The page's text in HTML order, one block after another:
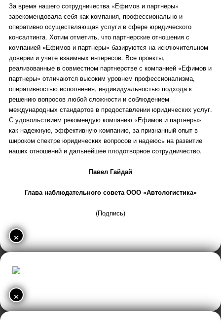
За время нашего сотрудничества «Ефимов и партнеры»
зарекомендовала себя как компания, профессионально и
оперативно осуществляющая услуги в сфере юридического
консалтинга. Хотим отметить, что партнерские отношения с
компанией «Ефимов и партнеры» базируются на исключительном
доверии и учете взаимных интересов. Все проекты,
реализованные в совместном партнерстве с компанией «Ефимов и
партнеры» отличаются высоким уровнем профессионализма,
оперативностью исполнения, индивидуальностью подхода к
решению вопросов любой сложности и соблюдением
международных стандартов в предоставлении юридических услуг.
С удовольствием рекомендую компанию «Ефимов и партнеры»
как надежную, эффективную компанию, за признанный опыт в
широком спектре юридических вопросов и надеюсь на развитие
наших отношений и дальнейшее плодотворное сотрудничество.
Павел Гайдай
Глава наблюдательного совета ООО «Автологистика»
(Подпись)
×
×